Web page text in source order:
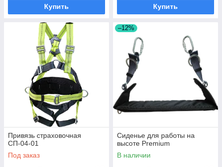
Купить Купить
Привязь страховочная
СП-04-01
Под заказ
–12%
Сиденье для работы на
высоте Premium
В наличии